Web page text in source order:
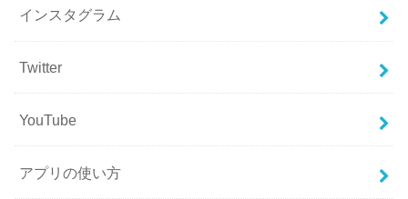
インスタグラム
Twitter
YouTube
アプリの使い方